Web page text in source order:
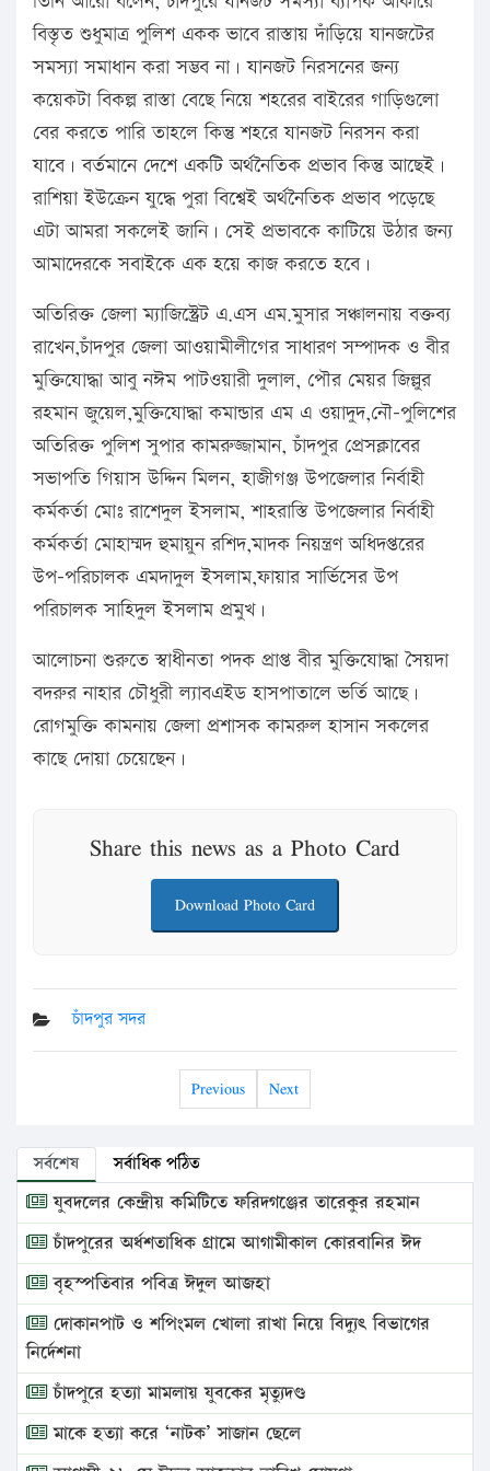
বিস্তৃত শুধুমাত্র পুলিশ একক ভাবে রাস্তায় দাঁড়িয়ে যানজটের
সমস্যা সমাধান করা সম্ভব না। যানজট নিরসনের জন্য
কয়েকটা বিকল্প রাস্তা বেছে নিয়ে শহরের বাইরের গাড়িগুলো
বের করতে পারি তাহলে কিন্তু শহরে যানজট নিরসন করা
যাবে। বর্তমানে দেশে একটি অর্থনৈতিক প্রভাব কিন্তু আছেই।
রাশিয়া ইউক্রেন যুদ্ধে পুরা বিশ্বেই অর্থনৈতিক প্রভাব পড়েছে
এটা আমরা সকলেই জানি। সেই প্রভাবকে কাটিয়ে উঠার জন্য
আমাদেরকে সবাইকে এক হয়ে কাজ করতে হবে।
অতিরিক্ত জেলা ম্যাজিস্ট্রেট এ.এস এম.মুসার সঞ্চালনায় বক্তব্য
রাখেন,চাঁদপুর জেলা আওয়ামীলীগের সাধারণ সম্পাদক ও বীর
মুক্তিযোদ্ধা আবু নঈম পাটওয়ারী দুলাল, পৌর মেয়র জিল্লুর
রহমান জুয়েল,মুক্তিযোদ্ধা কমান্ডার এম এ ওয়াদুদ,নৌ-পুলিশের
অতিরিক্ত পুলিশ সুপার কামরুজ্জামান, চাঁদপুর প্রেসক্লাবের
সভাপতি গিয়াস উদ্দিন মিলন, হাজীগঞ্জ উপজেলার নির্বাহী
কর্মকর্তা মোঃ রাশেদুল ইসলাম, শাহরাস্তি উপজেলার নির্বাহী
কর্মকর্তা মোহাম্মদ হুমায়ুন রশিদ,মাদক নিয়ন্ত্রণ অধিদপ্তরের
উপ-পরিচালক এমদাদুল ইসলাম,ফায়ার সার্ভিসের উপ
পরিচালক সাহিদুল ইসলাম প্রমুখ।
আলোচনা শুরুতে স্বাধীনতা পদক প্রাপ্ত বীর মুক্তিযোদ্ধা সৈয়দা
বদরুর নাহার চৌধুরী ল্যাবএইড হাসপাতালে ভর্তি আছে।
রোগমুক্তি কামনায় জেলা প্রশাসক কামরুল হাসান সকলের
কাছে দোয়া চেয়েছেন।
Share this news as a Photo Card
Download Photo Card
চাঁদপুর সদর
Previous Next
সর্বশেষ সর্বাধিক পঠিত
যুবদলের কেন্দ্রীয় কমিটিতে ফরিদগঞ্জের তারেকুর রহমান
চাঁদপুরের অর্ধশতাধিক গ্রামে আগামীকাল কোরবানির ঈদ
বৃহস্পতিবার পবিত্র ঈদুল আজহা
দোকানপাট ও শপিংমল খোলা রাখা নিয়ে বিদ্যুৎ বিভাগের
নির্দেশনা
চাঁদপুরে হত্যা মামলায় যুবকের মৃত্যুদণ্ড
মাকে হত্যা করে ‘নাটক’ সাজান ছেলে